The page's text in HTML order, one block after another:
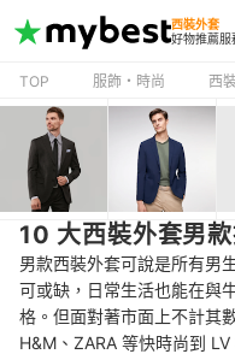
西裝外套
好物推薦服
TOP 服飾・時尚 西
10 大西裝外套男
男款西裝外套可說是所有男
可或缺，日常生活也能在與
格。但面對著市面上不計其
H&M、ZARA 等快時尚到